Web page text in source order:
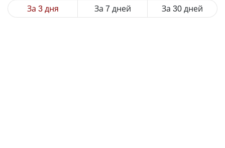
За 3 дня За 7 дней За 30 дней